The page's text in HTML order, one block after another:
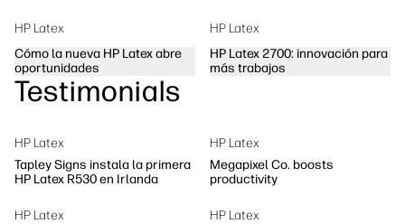
HP Latex
Cómo la nueva HP Latex abre
oportunidades
HP Latex
HP Latex 2700: innovación para
más trabajos
Testimonials
HP Latex
Tapley Signs instala la primera
HP Latex R530 en Irlanda
HP Latex
Megapixel Co. boosts
productivity
HP Latex
HP Latex